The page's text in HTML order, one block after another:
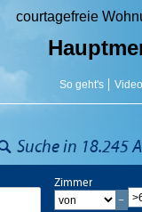
courtagefreie
Video
So geht's
Suche in 18.245
Zimmer